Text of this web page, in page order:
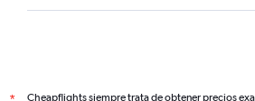
Cheapflights siempre trata de obtener precios